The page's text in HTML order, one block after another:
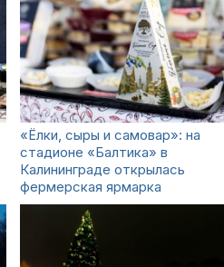
«Ёлки, сыры и самовар»: на
стадионе «Балтика» в
Калининграде открылась
фермерская ярмарка